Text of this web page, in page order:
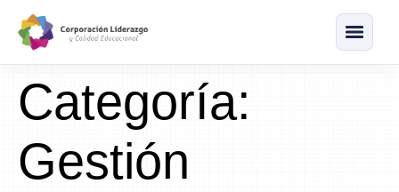
Categoría:
Gestión